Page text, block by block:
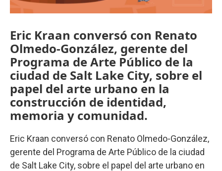
Eric Kraan conversó con Renato
Olmedo-González, gerente del
Programa de Arte Público de la
ciudad de Salt Lake City, sobre el
papel del arte urbano en la
construcción de identidad,
memoria y comunidad.
Eric Kraan conversó con Renato Olmedo-González,
gerente del Programa de Arte Público de la ciudad
de Salt Lake City, sobre el papel del arte urbano en